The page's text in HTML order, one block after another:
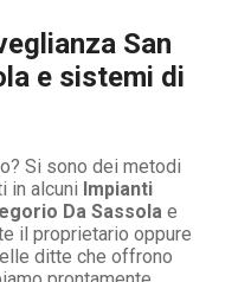
San
e sistemi di
Si sono dei metodi
in alcuni Impianti
Da Sassola e
il proprietario oppure
ditte che offrono